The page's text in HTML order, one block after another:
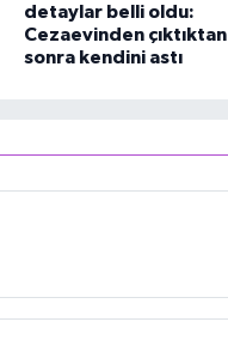
detaylar belli oldu:
Cezaevinden çıktıktan
sonra kendini astı